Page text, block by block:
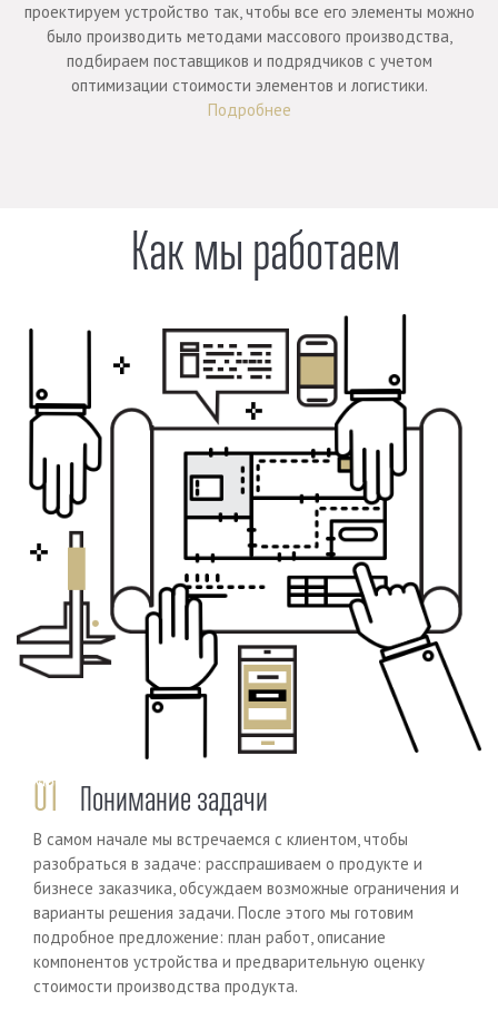
проектируем устройство так, чтобы все его элементы можно
было производить методами массового производства,
подбираем поставщиков и подрядчиков с учетом
оптимизации стоимости элементов и логистики.
Подробнее
Как мы работаем
01 Понимание задачи
В самом начале мы встречаемся с клиентом, чтобы
разобраться в задаче: расспрашиваем о продукте и
бизнесе заказчика, обсуждаем возможные ограничения и
варианты решения задачи. После этого мы готовим
подробное предложение: план работ, описание
компонентов устройства и предварительную оценку
стоимости производства продукта.
Previous